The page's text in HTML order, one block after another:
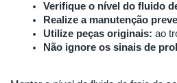
Verifique o nível do fluido
Realize a manutenção
Utilize peças originais: ao
Não ignore os sinais de